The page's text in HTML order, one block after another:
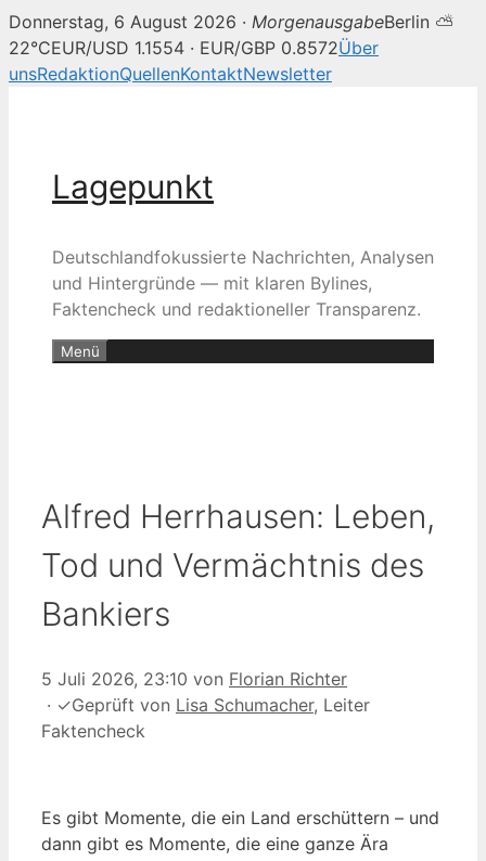
Donnerstag, 6 August 2026 · MorgenausgabeBerlin ⛅
22°CEUR/USD 1.1554 · EUR/GBP 0.8572Über
unsRedaktionQuellenKontaktNewsletter
Lagepunkt
Deutschlandfokussierte Nachrichten, Analysen
und Hintergründe — mit klaren Bylines,
Faktencheck und redaktioneller Transparenz.
Menü
Alfred Herrhausen: Leben,
Tod und Vermächtnis des
Bankiers
5 Juli 2026, 23:10 von Florian Richter
· ✓Geprüft von Lisa Schumacher, Leiter
Faktencheck
Es gibt Momente, die ein Land erschüttern – und
dann gibt es Momente, die eine ganze Ära